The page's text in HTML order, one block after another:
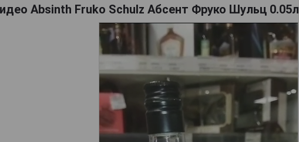
Absinth Fruko Schulz Абсент Фруко Шульц 0.05л